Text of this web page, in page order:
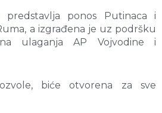
predstavlja ponos Putinaca i
a izgrađena je uz podršku
ulaganja AP Vojvodine i
biće otvorena za sve